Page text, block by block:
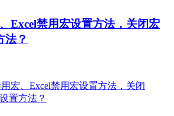
Excel禁用宏设置方法，关闭宏
法？